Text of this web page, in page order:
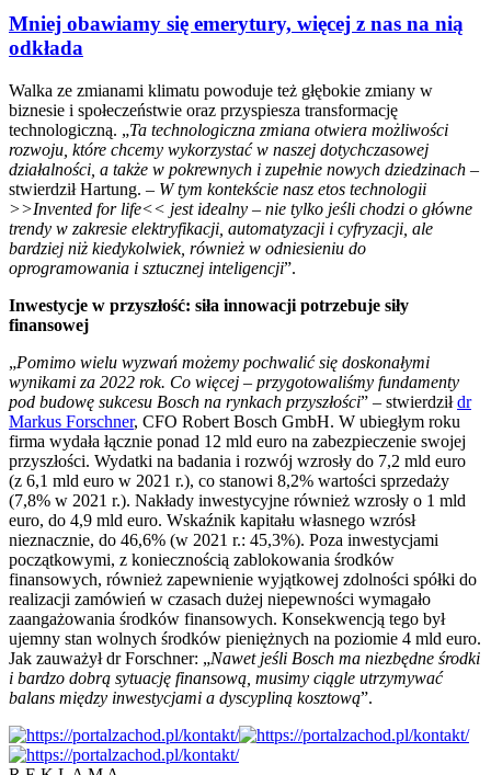
Mniej obawiamy się emerytury, więcej z nas na nią
odkłada
Walka ze zmianami klimatu powoduje też głębokie zmiany w
biznesie i społeczeństwie oraz przyspiesza transformację
technologiczną. „Ta technologiczna zmiana otwiera możliwości
rozwoju, które chcemy wykorzystać w naszej dotychczasowej
działalności, a także w pokrewnych i zupełnie nowych dziedzinach –
stwierdził Hartung. – W tym kontekście nasz etos technologii
>>Invented for life<< jest idealny – nie tylko jeśli chodzi o główne
trendy w zakresie elektryfikacji, automatyzacji i cyfryzacji, ale
bardziej niż kiedykolwiek, również w odniesieniu do
oprogramowania i sztucznej inteligencji”.
Inwestycje w przyszłość: siła innowacji potrzebuje siły
finansowej
„Pomimo wielu wyzwań możemy pochwalić się doskonałymi
wynikami za 2022 rok. Co więcej – przygotowaliśmy fundamenty
pod budowę sukcesu Bosch na rynkach przyszłości” – stwierdziłdr
Markus Forschner, CFO Robert Bosch GmbH. W ubiegłym roku
firma wydała łącznie ponad 12 mld euro na zabezpieczenie swojej
przyszłości. Wydatki na badania i rozwój wzrosły do 7,2 mld euro
(z 6,1 mld euro w 2021 r.), co stanowi 8,2% wartości sprzedaży
(7,8% w 2021 r.). Nakłady inwestycyjne również wzrosły o 1 mld
euro, do 4,9 mld euro. Wskaźnik kapitału własnego wzrósł
nieznacznie, do 46,6% (w 2021 r.: 45,3%). Poza inwestycjami
początkowymi, z koniecznością zablokowania środków
finansowych, również zapewnienie wyjątkowej zdolności spółki do
realizacji zamówień w czasach dużej niepewności wymagało
zaangażowania środków finansowych. Konsekwencją tego był
ujemny stan wolnych środków pieniężnych na poziomie 4 mld euro.
Jak zauważył dr Forschner: „Nawet jeśli Bosch ma niezbędne środki
i bardzo dobrą sytuację finansową, musimy ciągle utrzymywać
balans między inwestycjami a dyscypliną kosztową”.